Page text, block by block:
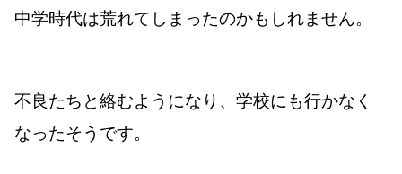
中学時代は荒れてしまったのかもしれません。
不良たちと絡むようになり、学校にも行かなく
なったそうです。